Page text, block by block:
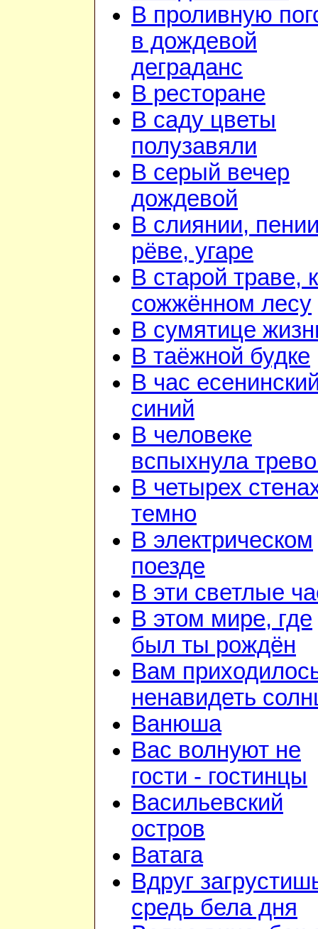
В проливную
в дождевой
деграданс
В ресторане
В саду цветы
полузавяли
В серый вечер
дождевой
В слиянии,
рёве, угаре
В старой траве,
сожжённом лесу
В сумятице
В таёжной будке
В час
синий
В человеке
вспыхнула
В четырех
темно
В электрическом
поезде
В эти светлые
В этом мире, где
был ты рождён
Вам
ненавидеть
Ванюша
Вас волнуют не
гости - гостинцы
Васильевский
остров
Ватага
Вдруг
средь бела дня